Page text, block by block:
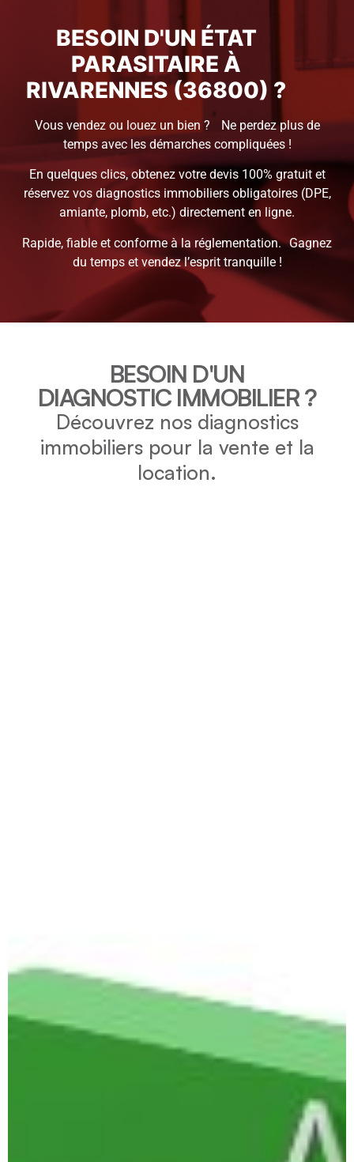
BESOIN D'UN ÉTAT
PARASITAIRE À
RIVARENNES (36800) ?
Vous vendez ou louez un bien ? Ne perdez plus de
temps avec les démarches compliquées !
En quelques clics, obtenez votre devis 100% gratuit et
réservez vos diagnostics immobiliers obligatoires (DPE,
amiante, plomb, etc.) directement en ligne.
Rapide, fiable et conforme à la réglementation. Gagnez
du temps et vendez l’esprit tranquille !
BESOIN D'UN
DIAGNOSTIC IMMOBILIER ?
Découvrez nos diagnostics
immobiliers pour la vente et la
location.